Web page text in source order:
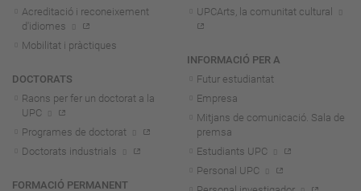
Acreditació i reconeixement
d'idiomes
Mobilitat i pràctiques
DOCTORATS
Raons per fer un doctorat a la
UPC
Programes de doctorat
Doctorats industrials
FORMACIÓ PERMANENT
UPCArts, la comunitat cultural
INFORMACIÓ PER A
Futur estudiantat
Empresa
Mitjans de comunicació. Sala de
premsa
Estudiants UPC
Personal UPC